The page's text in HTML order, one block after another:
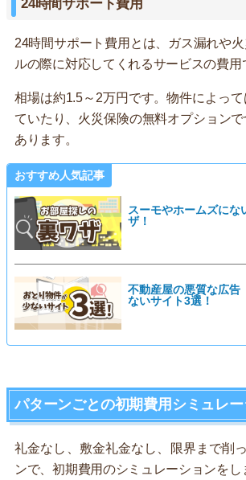
24時間サポート費用
24時間サポート費用とは、ガス漏れや
ルの際に対応してくれるサービスの費用
相場は約1.5～2万円です。物件によっ
ていたり、火災保険の無料オプション
あります。
おすすめ人気記事
スーモやホームズにな
ザ！
不動産屋の悪質な広告
ないサイト3選！
パターンごとの初期費用シミュレ
礼金なし、敷金礼金なし、限界まで削
ンで、初期費用のシミュレーションをし